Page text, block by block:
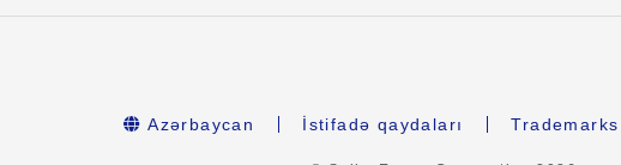
Azərbaycan İstifadə qaydaları Trademarks